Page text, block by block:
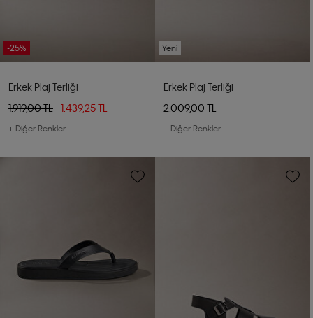
-25%
Erkek Plaj Terliği
1.919,00 TL
1.439,25 TL
+ Diğer Renkler
Yeni
Erkek Plaj Terliği
2.009,00 TL
+ Diğer Renkler